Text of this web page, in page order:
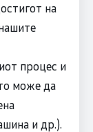
на
процес и
може да
и др.).